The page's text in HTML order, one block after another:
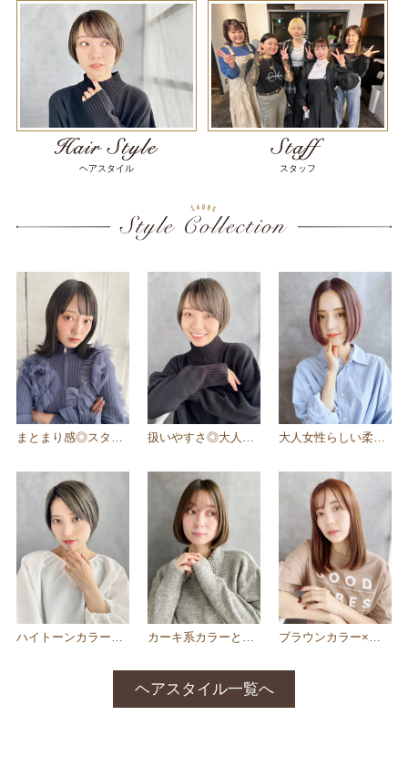
ヘアスタイル スタッフ
まとまり感◎スタイリッシュに決まる外はねボブ 扱いやすさ◎大人可愛いふんわりグレージュショート 大人女性らしい柔らかい雰囲気の丸みあるツヤボブ
ヘアスタイル一覧へ